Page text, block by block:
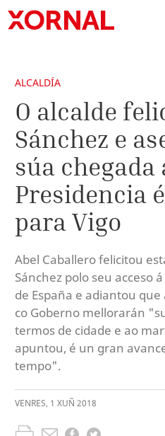
ALCALDÍA
O alcalde
Sánchez e
súa chegada
Presidencia
para Vigo
Abel Caballero felicitou
Sánchez polo seu acceso
de España e adiantou
co Goberno mellorarán
termos de cidade e ao
apuntou, é un gran
tempo".
VENRES, 1 XUÑ 2018